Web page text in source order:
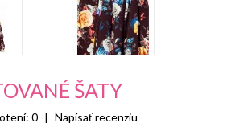
ŠATY
0 Napísať recenziu